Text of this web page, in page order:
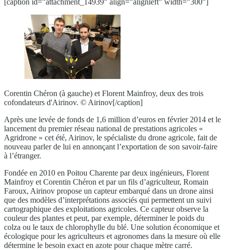
[caption id="attachment_14939" align="alignleft" width="300"]
Corentin Chéron (à gauche) et Florent Mainfroy, deux des trois
cofondateurs d'Airinov. © Airinov[/caption]
Après une levée de fonds de 1,6 million d’euros en février 2014 et le
lancement du premier réseau national de prestations agricoles «
Agridrone » cet été, Airinov, le spécialiste du drone agricole, fait de
nouveau parler de lui en annonçant l’exportation de son savoir-faire
à l’étranger.
Fondée en 2010 en Poitou Charente par deux ingénieurs, Florent
Mainfroy et Corentin Chéron et par un fils d’agriculteur, Romain
Faroux, Airinov propose un capteur embarqué dans un drone ainsi
que des modèles d’interprétations associés qui permettent un suivi
cartographique des exploitations agricoles. Ce capteur observe la
couleur des plantes et peut, par exemple, déterminer le poids du
colza ou le taux de chlorophylle du blé. Une solution économique et
écologique pour les agriculteurs et agronomes dans la mesure où elle
détermine le besoin exact en azote pour chaque mètre carré.